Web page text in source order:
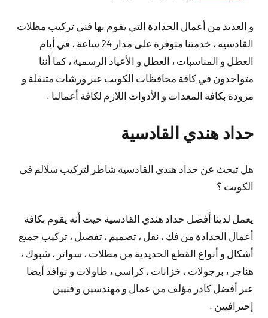
و العديد من أعمال الحدادة التي يقوم بها فني تركيب مظلات
القادسية ، خدمتنا متوفرة على مدار 24 ساعة ، في أيام
العطل و المناسبات ، العطل و الأعياد الرسمية ، كما أننا
متواجدون في كافة محافظات الكويت عبر ورشات متنقلة و
مزودة بكافة المعدات و الأدوات اللازم لكافة أعمالنا .
حداد هندي القادسية
هل تبحث عن حداد هندي القادسية شاطر لتركيب سلالم في
الكويت ؟
يعمل لدينا أفضل حداد هندي القادسية حيث أنه يقوم بكافة
أعمال الحدادة من فك ، نقل ، تصميم ، تفصيل ، تركيب جميع
أشكال و أنواع القطع الحديدية من مظلات ، سواتر ، شبوك ،
هناجر ، برجولات ، خزانات ، كراسي ، طاولات و نوافذ أيضا
عبر أفضل كادر مؤلف من عمال و مهندسين و فنيين
إحترافيين .